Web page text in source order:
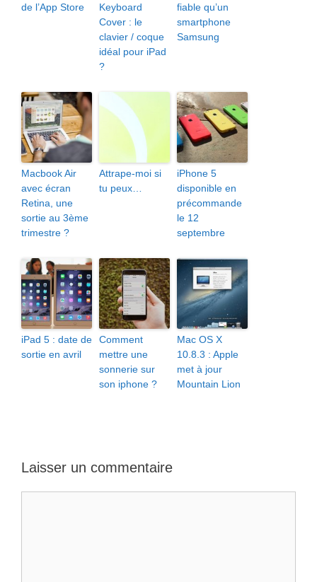
de l’App Store
Keyboard
Cover : le
clavier / coque
idéal pour iPad
?
fiable qu’un
smartphone
Samsung
Macbook Air
avec écran
Retina, une
sortie au 3ème
trimestre ?
Attrape-moi si
tu peux…
iPhone 5
disponible en
précommande
le 12
septembre
iPad 5 : date de
sortie en avril
Comment
mettre une
sonnerie sur
son iphone ?
Mac OS X
10.8.3 : Apple
met à jour
Mountain Lion
Laisser un commentaire